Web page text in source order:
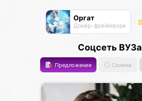
Оргат
Докер-фреймворк
Соцсеть ВУЗа
Предложение Солики